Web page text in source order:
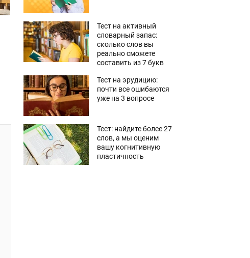
Тест на активный
словарный запас:
сколько слов вы
реально сможете
составить из 7 букв
Тест на эрудицию:
почти все ошибаются
уже на 3 вопросе
Тест: найдите более 27
слов, а мы оценим
вашу когнитивную
пластичность